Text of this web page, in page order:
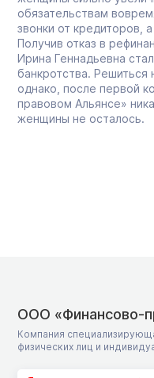
обязательствам
звонки от кредиторов,
Получив отказ в
Ирина Геннадьевна
банкротства. Решиться
однако, после первой
правовом Альянсе»
женщины не осталось.
ООО «Финансово-
Компания
физических лиц и